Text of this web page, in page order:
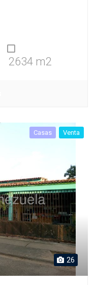
2634 m2
Casas Venta
26